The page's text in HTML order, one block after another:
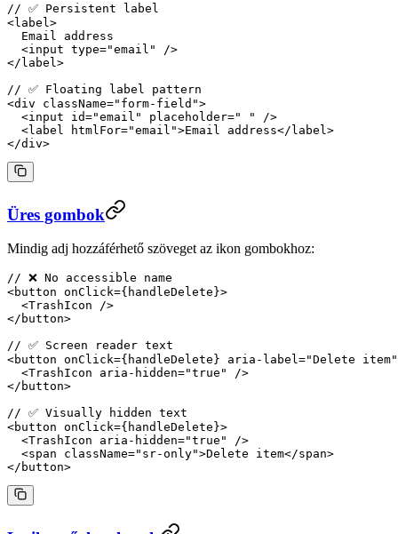
// ✅ Persistent label
<label >
  Email address
  <
input type="email"
/>
</ label >
// ✅ Floating label pattern
<div className="form-field">
  <
input id="email" placeholder=" "
/>
  <
label htmlFor="email">Email address</ label >
</div>
Üres gombok
Mindig adj hozzáférhető szöveget az ikon gombokhoz:
// ❌ No accessible name
<button onClick={handleDelete}>
  <
TrashIcon />
</ button>
// ✅ Screen reader text
<button onClick={handleDelete} aria-label="Delete item"
  <
TrashIcon aria-hidden="true"
/>
</ button>
// ✅ Visually hidden text
<button onClick={handleDelete}>
  <
TrashIcon aria-hidden="true"
/>
  <
span className="sr-only">Delete item</span>
</ button>